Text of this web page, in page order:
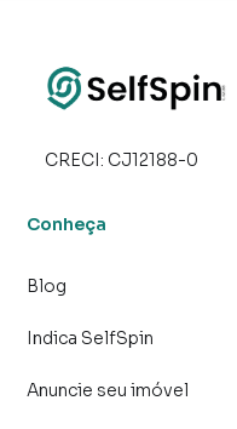
CRECI: CJ12188-0
Conheça
Blog
Indica SelfSpin
Anuncie seu imóvel